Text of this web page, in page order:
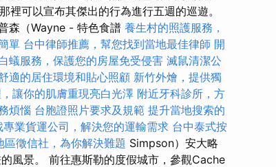
可以宣布其傑出的行為進行五週的巡遊。
森（Wayne - 特色食譜 養生村的照護服務，
單 台中律師推薦，幫您找到當地最佳律師 開
蟻服務，保護您的房屋免受侵害 滅鼠清潔公
適的居住環境和貼心照顧 新竹外燴，提供獨
讓你的肌膚重現亮白光澤 附近牙科診所，方
煩惱 台胞證照片要求及規範 提升當地搜索的
專業貨運公司，解決您的運輸需求 台中泰式按
區徵信社，為你解決難題 Simpson）安大略
風景。 前往惠斯勒的度假城市，參觀Cache